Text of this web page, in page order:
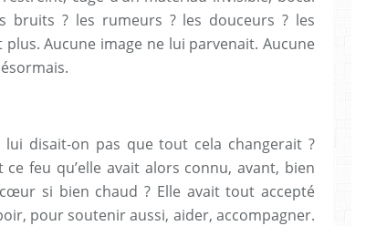
bruits ? les rumeurs ? les douceurs ? les
Aucune image ne lui parvenait. Aucune
disait-on pas que tout cela changerait ?
ce feu qu’elle avait alors connu, avant, bien
si bien chaud ? Elle avait tout accepté
pour soutenir aussi, aider, accompagner.